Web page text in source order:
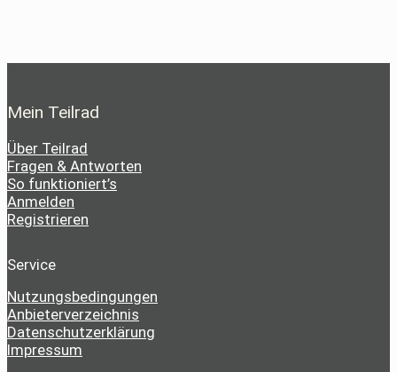
Mein Teilrad
Über Teilrad
Fragen & Antworten
So funktioniert’s
Anmelden
Registrieren
Service
Nutzungsbedingungen
Anbieterverzeichnis
Datenschutzerklärung
Impressum